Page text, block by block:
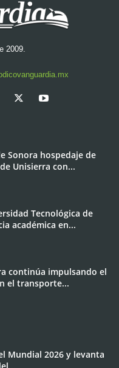
2009.
Sonora hospedaje de
Unisierra con...
Tecnológica de
académica en...
continúa impulsando el
el transporte...
Mundial 2026 y levanta